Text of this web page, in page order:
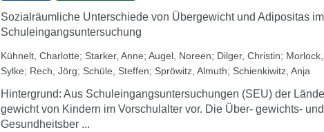
Sozialräumliche Unterschiede von Übergewicht und Adipositas
Schuleingangsuntersuchung
Kühnelt, Charlotte; Starker, Anne; Augel, Noreen; Dilger, Christin;
Sylke; Rech, Jörg; Schüle, Steffen; Spröwitz, Almuth; Schienkiwitz, Anja
Hintergrund: Aus Schuleingangsuntersuchungen (SEU) der
gewicht von Kindern im Vorschulalter vor. Die Über- gewichts-
Gesundheitsber ...